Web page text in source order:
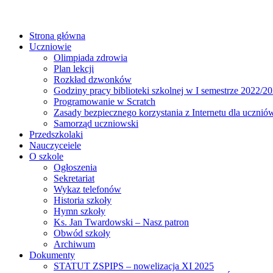
Strona główna
Uczniowie
Olimpiada zdrowia
Plan lekcji
Rozkład dzwonków
Godziny pracy biblioteki szkolnej w I semestrze 2022/
Programowanie w Scratch
Zasady bezpiecznego korzystania z Internetu dla
Samorząd uczniowski
Przedszkolaki
Nauczyceiele
O szkole
Ogłoszenia
Sekretariat
Wykaz telefonów
Historia szkoły
Hymn szkoły
Ks. Jan Twardowski – Nasz patron
Obwód szkoły
Archiwum
Dokumenty
STATUT ZSPIPS – nowelizacja XI 2025